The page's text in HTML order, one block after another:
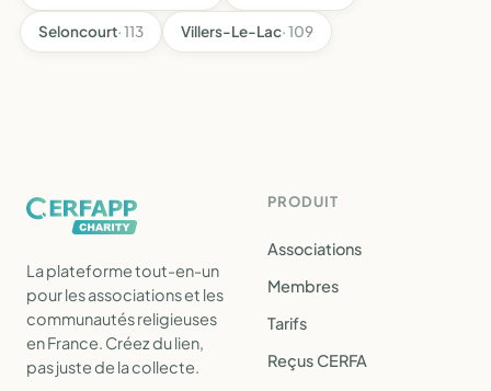
Seloncourt· 113 Villers-Le-Lac· 109
La plateforme tout-en-un
pour les associations et les
communautés religieuses
en France. Créez du lien,
pas juste de la collecte.
PRODUIT
Associations
Membres
Tarifs
Reçus CERFA